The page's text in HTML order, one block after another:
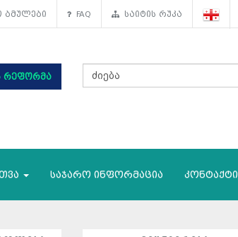
ბმულები FAQ საიტის რუკა
რეფორმა
საჯარო ინფორმაცია კონტაქტი